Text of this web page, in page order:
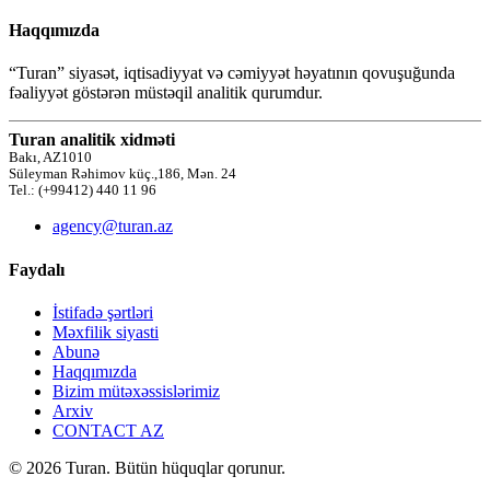
Haqqımızda
“Turan” siyasət, iqtisadiyyat və cəmiyyət həyatının qovuşuğunda
fəaliyyət göstərən müstəqil analitik qurumdur.
Turan analitik xidməti
Bakı, AZ1010
Süleyman Rəhimov küç.,186, Mən. 24
Tel.: (+99412) 440 11 96
agency@turan.az
Faydalı
İstifadə şərtləri
Məxfilik siyasti
Abunə
Haqqımızda
Bizim mütəxəssislərimiz
Arxiv
CONTACT AZ
© 2026 Turan. Bütün hüquqlar qorunur.